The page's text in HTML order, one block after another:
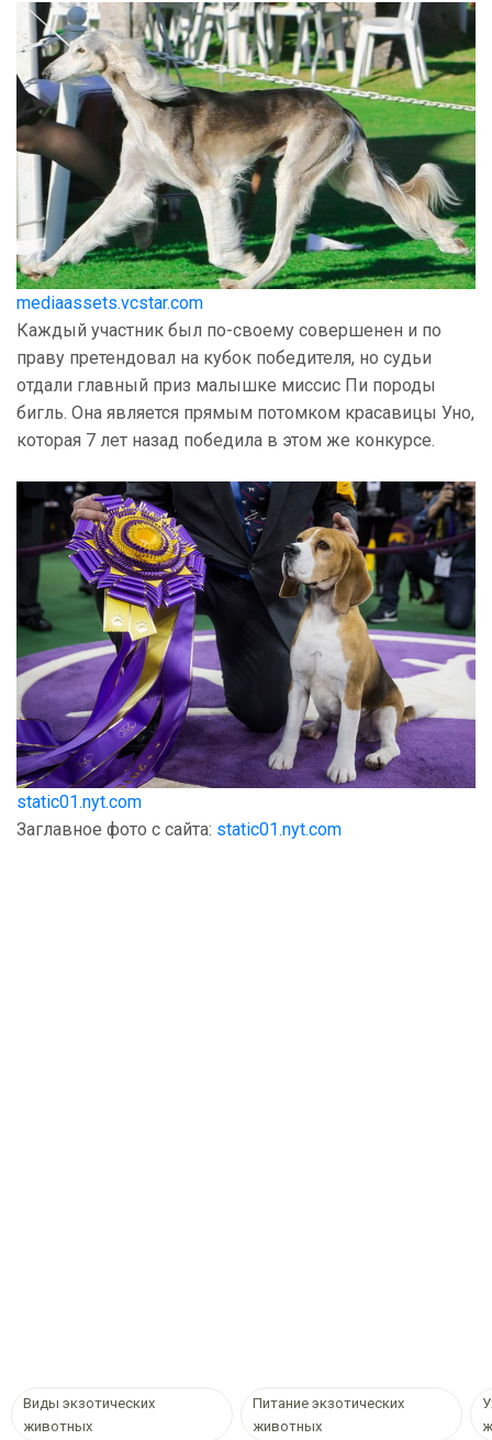
mediaassets.vcstar.com
Каждый участник был по-своему совершенен и по
праву претендовал на кубок победителя, но судьи
отдали главный приз малышке миссис Пи породы
бигль. Она является прямым потомком красавицы Уно,
которая 7 лет назад победила в этом же конкурсе.
static01.nyt.com
Заглавное фото с сайта: static01.nyt.com
Виды экзотических
животных
Питание экзотических
животных